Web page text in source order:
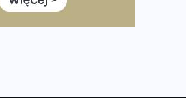
– praktyczny